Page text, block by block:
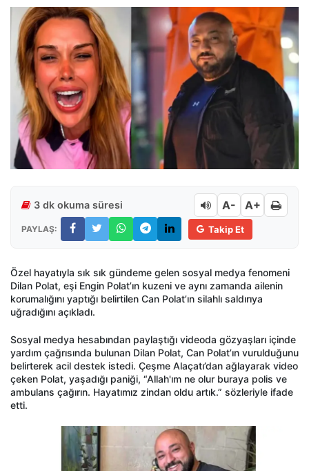
3 dk okuma süresi A- A+
PAYLAŞ: Takip Et
Özel hayatıyla sık sık gündeme gelen sosyal medya fenomeni
Dilan Polat, eşi Engin Polat’ın kuzeni ve aynı zamanda ailenin
korumalığını yaptığı belirtilen Can Polat’ın silahlı saldırıya
uğradığını açıkladı.
Sosyal medya hesabından paylaştığı videoda gözyaşları içinde
yardım çağrısında bulunan Dilan Polat, Can Polat’ın vurulduğunu
belirterek acil destek istedi. Çeşme Alaçatı’dan ağlayarak video
çeken Polat, yaşadığı paniği, “Allah'ım ne olur buraya polis ve
ambulans çağırın. Hayatımız zindan oldu artık.” sözleriyle ifade
etti.